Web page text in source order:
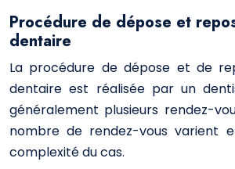
Procédure de dépose et
dentaire
La procédure de dépose et de
dentaire est réalisée par un
généralement plusieurs rendez-
nombre de rendez-vous varient
complexité du cas.